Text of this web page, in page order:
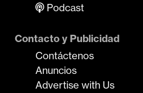
Podcast
Contacto y Publicidad
Contáctenos
Anuncios
Advertise with Us